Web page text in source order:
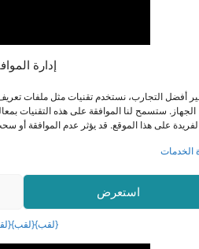
إدارة
أفضل التجارب، نستخدم تقنيات مثل ملفات
الجهاز. ستسمح لنا الموافقة على هذه التقنيات
على هذا الموقع. قد يؤثر عدم الموافقة أو
الخدمات
استعرض
{لقب}{لقب}